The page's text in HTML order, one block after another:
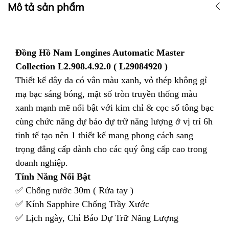
Mô tả sản phẩm
Đồng Hồ Nam Longines Automatic Master
Collection L2.908.4.92.0 ( L29084920 )
Thiết kế dây da có vân màu xanh, vỏ thép không gỉ
mạ bạc sáng bóng, mặt số tròn truyền thống màu
xanh mạnh mẽ nổi bật với kim chỉ & cọc số tông bạc
cùng chức năng dự báo dự trữ năng lượng ở vị trí 6h
tinh tế tạo nên 1 thiết kế mang phong cách sang
trọng đẳng cấp dành cho các quý ông cấp cao trong
doanh nghiệp.
Tính Năng Nổi Bật
✅ Chống nước 30m ( Rửa tay )
✅ Kính Sapphire Chống Trầy Xước
✅ Lịch ngày, Chỉ Báo Dự Trữ Năng Lượng